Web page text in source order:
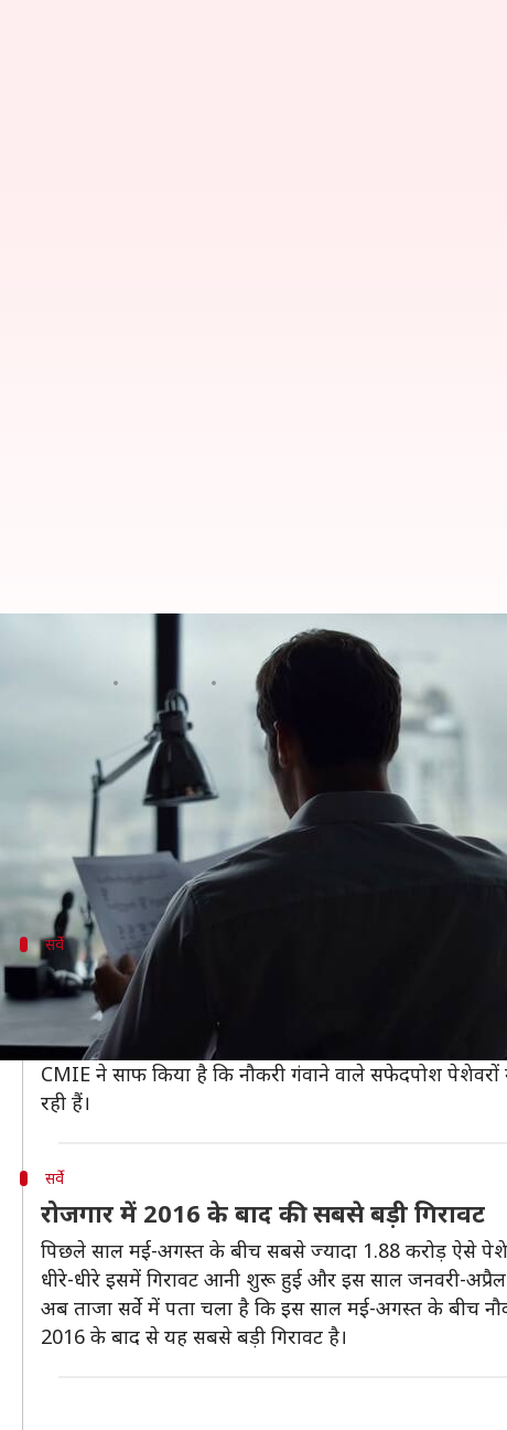
बेरोजगारी का बढ़ता संकट: मई-
11:54 am
भारत में असंगठित क्षेत्र की तरह संगठित क्षेत्र में काम करने
लॉकडाउन लागू होने के बाद से देश के संगठित क्षेत्र में
सेंटर फॉर मॉनिटरिंग इंडियन इकोनॉमी (CMIE) के
सर्वे
ये काम करने वाले होते हैं सफेदपोश पेशेवर
सॉफ्टवेयर इंजीनियर, डॉक्टर, अध्यापक, अकाउंटेंट और
सर्वे में पता चला है कि महामारी के कारण नौकरी गंवाने वाले
CMIE ने साफ किया है कि नौकरी गंवाने वाले सफेदपोश पेशेवरों
रही हैं।
सर्वे
रोजगार में 2016 के बाद की सबसे बड़ी गिरावट
पिछले साल मई-अगस्त के बीच सबसे ज्यादा 1.88 करोड़ ऐसे
धीरे-धीरे इसमें गिरावट आनी शुरू हुई और इस साल जनवरी-
अब ताजा सर्वे में पता चला है कि इस साल मई-अगस्त के बीच
2016 के बाद से यह सबसे बड़ी गिरावट है।